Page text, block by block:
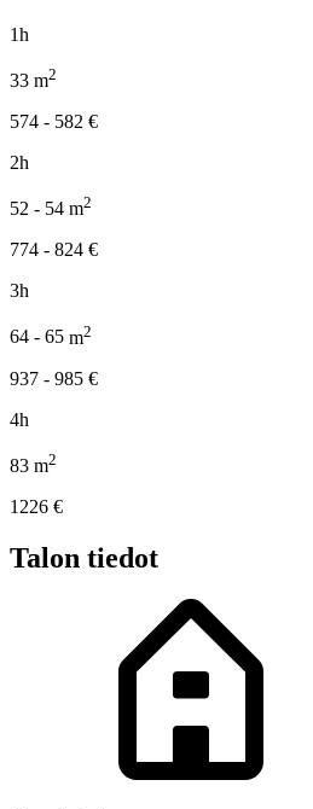
1h
33 m2
574 - 582 €
2h
52 - 54 m2
774 - 824 €
3h
64 - 65 m2
937 - 985 €
4h
83 m2
1226 €
Talon tiedot